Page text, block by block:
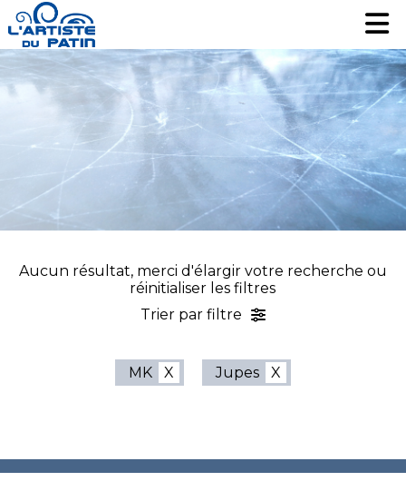
Hockey
Liquidation
Nous contacter
EN
Aucun résultat, merci d'élargir votre recherche ou
réinitialiser les filtres
Trier par filtre
MK Jupes
Hockey
Liquidation
Nous contacter
EN